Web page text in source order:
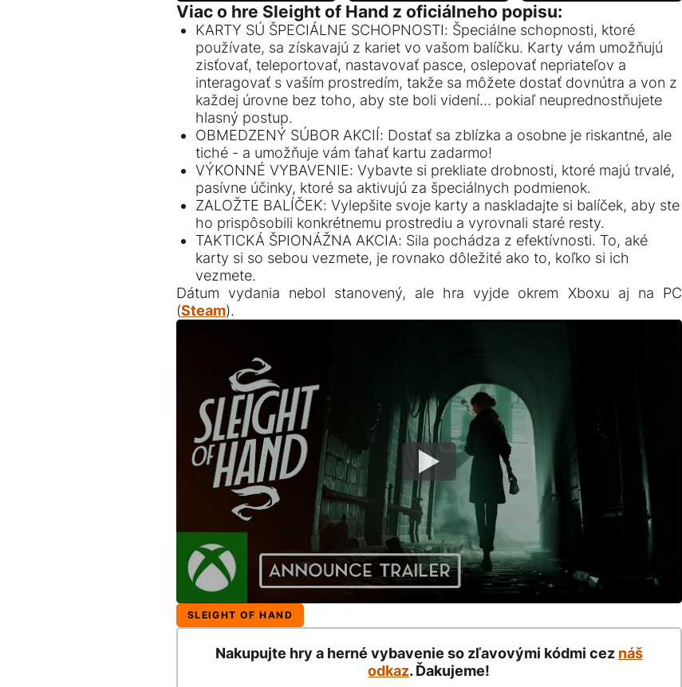
Viac o hre Sleight of Hand z oficiálneho popisu:
KARTY SÚ ŠPECIÁLNE SCHOPNOSTI: Špeciálne schopnosti, ktoré
používate, sa získavajú z kariet vo vašom balíčku. Karty vám umožňujú
zisťovať, teleportovať, nastavovať pasce, oslepovať nepriateľov a
interagovať s vaším prostredím, takže sa môžete dostať dovnútra a von z
každej úrovne bez toho, aby ste boli videní... pokiaľ neuprednostňujete
hlasný postup.
OBMEDZENÝ SÚBOR AKCIÍ: Dostať sa zblízka a osobne je riskantné, ale
tiché - a umožňuje vám ťahať kartu zadarmo!
VÝKONNÉ VYBAVENIE: Vybavte si prekliate drobnosti, ktoré majú trvalé,
pasívne účinky, ktoré sa aktivujú za špeciálnych podmienok.
ZALOŽTE BALÍČEK: Vylepšite svoje karty a naskladajte si balíček, aby ste
ho prispôsobili konkrétnemu prostrediu a vyrovnali staré resty.
TAKTICKÁ ŠPIONÁŽNA AKCIA: Sila pochádza z efektívnosti. To, aké
karty si so sebou vezmete, je rovnako dôležité ako to, koľko si ich
vezmete.
Dátum vydania nebol stanovený, ale hra vyjde okrem Xboxu aj na PC
(Steam).
SLEIGHT OF HAND
Nakupujte hry a herné vybavenie so zľavovými kódmi cez náš
odkaz. Ďakujeme!